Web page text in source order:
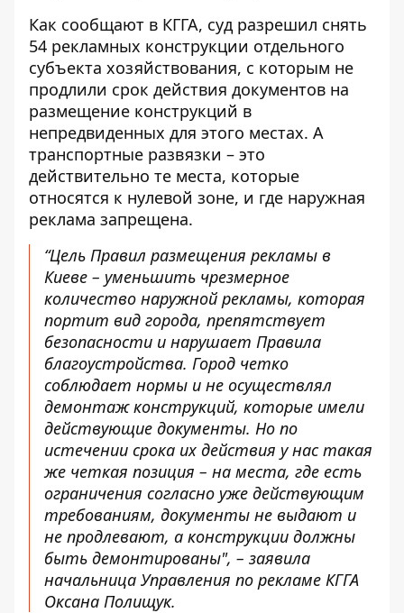
Как сообщают в КГГА, суд разрешил снять
54 рекламных конструкции отдельного
субъекта хозяйствования, с которым не
продлили срок действия документов на
размещение конструкций в
непредвиденных для этого местах. А
транспортные развязки – это
действительно те места, которые
относятся к нулевой зоне, и где наружная
реклама запрещена.
“Цель Правил размещения рекламы в
Киеве – уменьшить чрезмерное
количество наружной рекламы, которая
портит вид города, препятствует
безопасности и нарушает Правила
благоустройства. Город четко
соблюдает нормы и не осуществлял
демонтаж конструкций, которые имели
действующие документы. Но по
истечении срока их действия у нас такая
же четкая позиция – на места, где есть
ограничения согласно уже действующим
требованиям, документы не выдают и
не продлевают, а конструкции должны
быть демонтированы", – заявила
начальница Управления по рекламе КГГА
Оксана Полищук.